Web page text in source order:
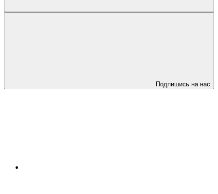
Подпишись на нас